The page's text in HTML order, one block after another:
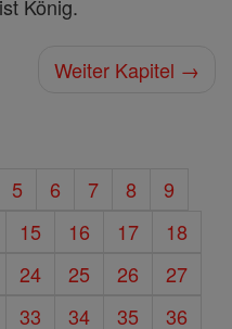
König.
Weiter Kapitel →
5 6 7 8
9
15 16 17
18
24 25 26
27
33 34 35
36